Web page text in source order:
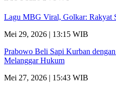
Lagu MBG Viral, Golkar: Rakyat
Mei 29, 2026 | 13:15 WIB
Prabowo Beli Sapi Kurban
Melanggar Hukum
Mei 27, 2026 | 15:43 WIB